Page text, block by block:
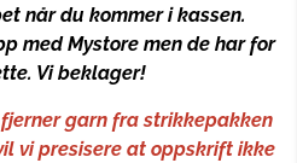
når du kommer i kassen.
med Mystore men de har for
Vi beklager!
garn fra strikkepakken
vi presisere at oppskrift ikke